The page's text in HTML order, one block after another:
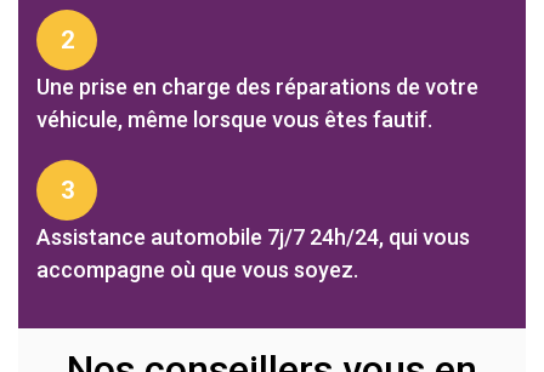
2
Une prise en charge des réparations de votre
véhicule, même lorsque vous êtes fautif.
3
Assistance automobile 7j/7 24h/24, qui vous
accompagne où que vous soyez.